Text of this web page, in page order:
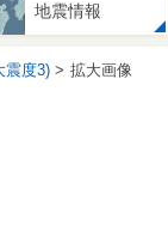
地震情報
震度3) 拡大画像